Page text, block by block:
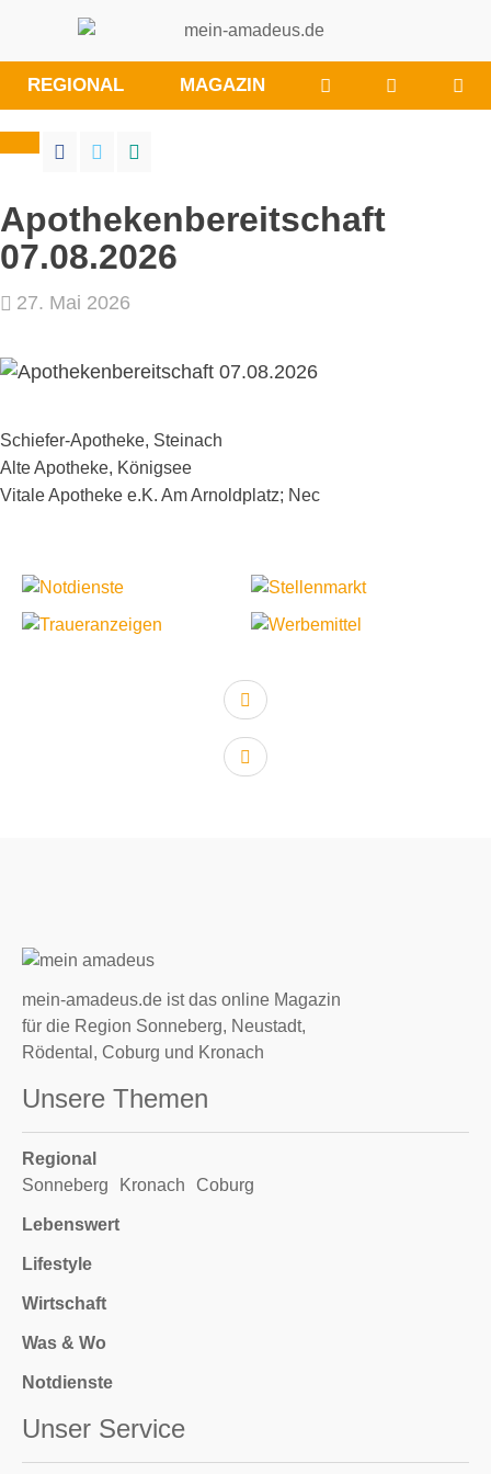
REGIONAL MAGAZIN WÜNSCHE/
SIE
Apothekenbereitschaft
07.08.2026
27. Mai 2026
Schiefer-Apotheke, Steinach
Alte Apotheke, Königsee
Vitale Apotheke e.K. Am Arnoldplatz; Nec
vorheriger Artikel:
nächster Artikel:
mein-amadeus.de ist das online Magazin
für die Region Sonneberg, Neustadt,
Rödental, Coburg und Kronach
Unsere Themen
Regional
Sonneberg
Kronach Coburg
Lebenswert
Lifestyle
Wirtschaft
Was & Wo
Notdienste
Unser Service